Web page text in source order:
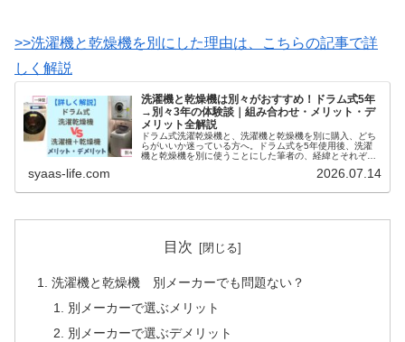
>>洗濯機と乾燥機を別にした理由は、こちらの記事で詳
しく解説
洗濯機と乾燥機は別々がおすすめ！ドラム式5年
→別々3年の体験談｜組み合わせ・メリット・デ
メリット全解説
ドラム式洗濯乾燥機と、洗濯機と乾燥機を別に購入、どち
らがいいか迷っている方へ。ドラム式を5年使用後、洗濯
機と乾燥機を別に使うことにした筆者の、経緯とそれぞれ
syaas-life.com 2026.07.14
目次
洗濯機と乾燥機 別メーカーでも問題ない？
別メーカーで選ぶメリット
別メーカーで選ぶデメリット